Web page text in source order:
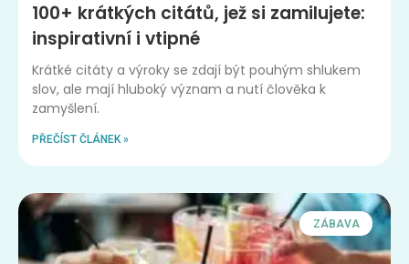
100+ krátkých citátů, jež si zamilujete:
inspirativní i vtipné
Krátké citáty a výroky se zdají být pouhým shlukem
slov, ale mají hluboký význam a nutí člověka k
zamyšlení.
PŘEČÍST ČLÁNEK »
ZÁBAVA